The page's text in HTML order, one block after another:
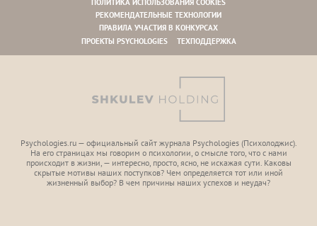
ПОЛИТИКА ИСПОЛЬЗОВАНИЯ COOKIES
РЕКОМЕНДАТЕЛЬНЫЕ ТЕХНОЛОГИИ
ПРАВИЛА УЧАСТИЯ В КОНКУРСАХ
ПРОЕКТЫ PSYCHOLOGIES
ТЕХПОДДЕРЖКА
Psychologies.ru — официальный сайт журнала Psychologies (Психoлоджиc).
На его страницах мы говорим о психологии, о смысле того, что с нами
происходит в жизни, — интересно, просто, ясно, не искажая сути. Каковы
скрытые мотивы наших поступков? Чем определяется тот или иной
жизненный выбор? В чем причины наших успехов и неудач?